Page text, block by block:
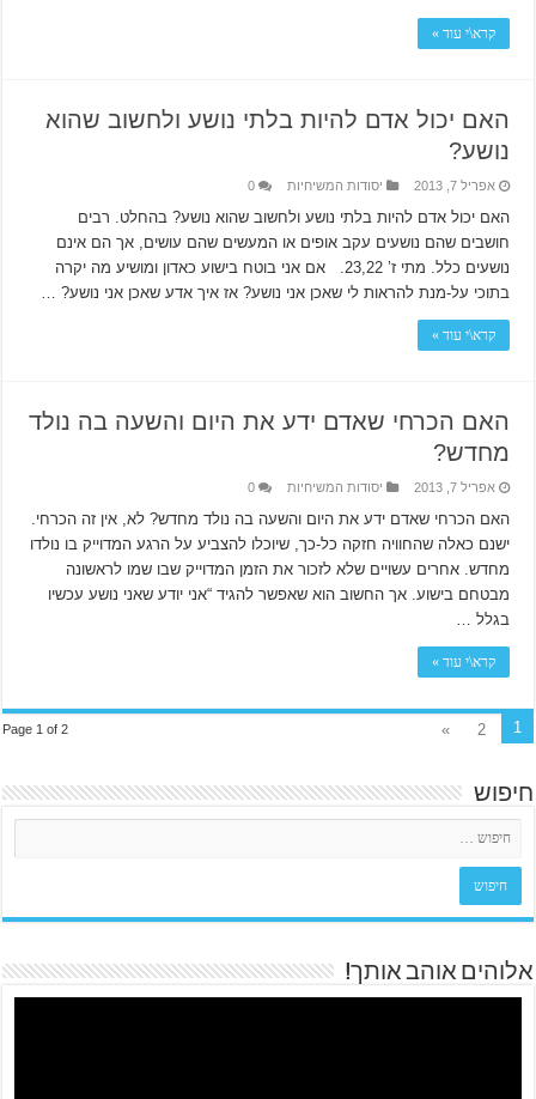
קרא\י עוד »
האם יכול אדם להיות בלתי נושע ולחשוב שהוא
נושע?
אפריל 7, 2013 יסודות המשיחיות 0
האם יכול אדם להיות בלתי נושע ולחשוב שהוא נושע? בהחלט. רבים
חושבים שהם נושעים עקב אופים או המעשים שהם עושים, אך הם אינם
נושעים כלל. מתי ז’ 23,22. אם אני בוטח בישוע כאדון ומושיע מה יקרה
בתוכי על-מנת להראות לי שאכן אני נושע? אז איך אדע שאכן אני נושע? …
קרא\י עוד »
האם הכרחי שאדם ידע את היום והשעה בה נולד
מחדש?
אפריל 7, 2013 יסודות המשיחיות 0
האם הכרחי שאדם ידע את היום והשעה בה נולד מחדש? לא, אין זה הכרחי.
ישנם כאלה שהחוויה חזקה כל-כך, שיוכלו להצביע על הרגע המדוייק בו נולדו
מחדש. אחרים עשויים שלא לזכור את הזמן המדוייק שבו שמו לראשונה
מבטחם בישוע. אך החשוב הוא שאפשר להגיד “אני יודע שאני נושע עכשיו
בגלל …
קרא\י עוד »
Page 1 of 2 1
2
»
חיפוש
אלוהים אוהב אותך!